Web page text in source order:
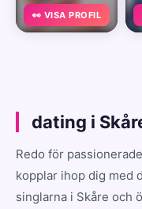
👀 VISA PROFIL
dating i
Redo för
kopplar ihop dig med
singlarna i Skåre och